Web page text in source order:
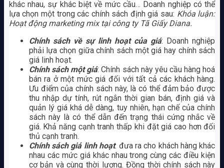
khác nhau, sự khác biệt về mức cầu… Doanh nghiệp có thể
lựa chọn một trong các chính sách định giá sau: Khóa luận:
Hoạt động marketing mix tại công ty Tã Giấy Diana.
Chính sách về sự linh hoạt của giá: Doanh nghiệp
phải lựa chọn giữa chính sách một giá hay chính sách
giá linh hoạt.
Chính sách một giá: Chính sách này yêu cầu hàng hoá
bán ra ở một mức giá đối với tất cả các khách hàng.
Ưu điểm của chính sách này, là có thể đảm bảo được
thu nhập dự tính, rút ngắn thời gian bán, định giá và
quản lý giá khá dễ dàng, tuy nhiên, hạn chế của chính
sách này là có thể dẫn đến trạng thái cứng nhắc về
giá. Khả năng cạnh tranh thấp khi đặt giá cao hơn đối
thủ cạnh tranh.
Chính sách giá linh hoạt: đưa ra cho khách hàng khác
nhau các mức giá khác nhau trong cùng các điều kiện
cơ bản và cùng thời lượng. Đồng thời chính sách này